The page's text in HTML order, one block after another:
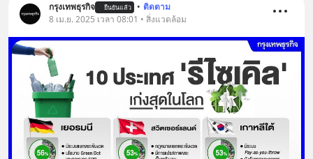
กรุงเทพธุรกิจ ยืนยันแล้ว • ติดตาม
8 เม.ย. 2025 เวลา 08:01 • สิ่งแวดล้อม